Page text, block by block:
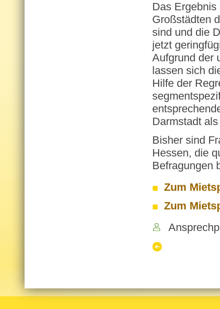
Das
Großstädten
sind und die
jetzt
Aufgrund der
lassen sich
Hilfe der
Darmstadt
Bisher sind
Hessen, die
Befragungen
Zum
Zum